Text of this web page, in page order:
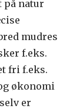
på natur
mudres
f.eks.
fri f.eks.
økonomi
er